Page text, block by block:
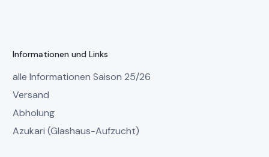
Informationen und Links
alle Informationen Saison 25/26
Versand
Abholung
Azukari (Glashaus-Aufzucht)